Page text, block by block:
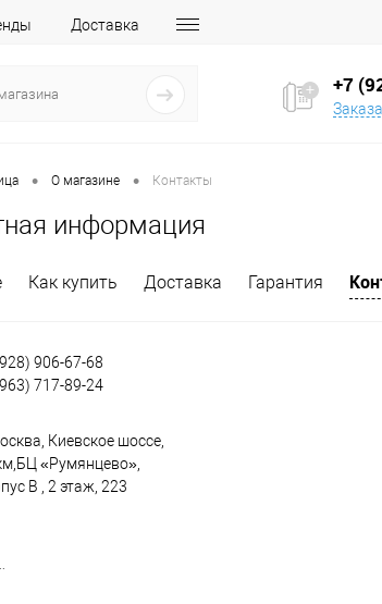
Доставка
+7
• О магазине • Контакты
информация
Как купить Доставка Гарантия
906-67-68
717-89-24
Киевское шоссе,
«Румянцево»,
В , 2 этаж, 223